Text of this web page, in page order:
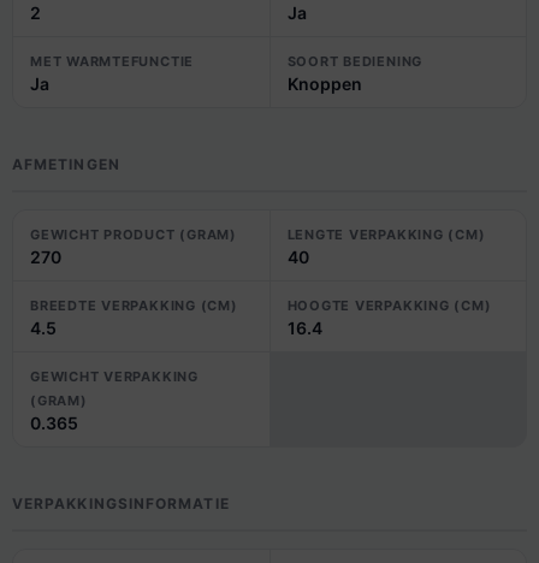
2 Ja
MET WARMTEFUNCTIE
Ja
SOORT BEDIENING
Knoppen
AFMETINGEN
GEWICHT PRODUCT (GRAM)
270
LENGTE VERPAKKING (CM)
40
BREEDTE VERPAKKING (CM)
4.5
HOOGTE VERPAKKING (CM)
16.4
GEWICHT VERPAKKING
(GRAM)
0.365
VERPAKKINGSINFORMATIE